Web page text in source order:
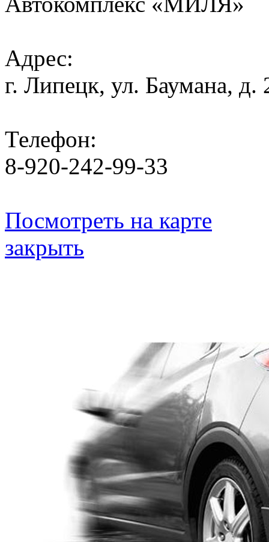
Адрес:
г. Липецк, ул. Баумана, д.
Телефон:
8-920-242-99-33
Посмотреть на карте
закрыть